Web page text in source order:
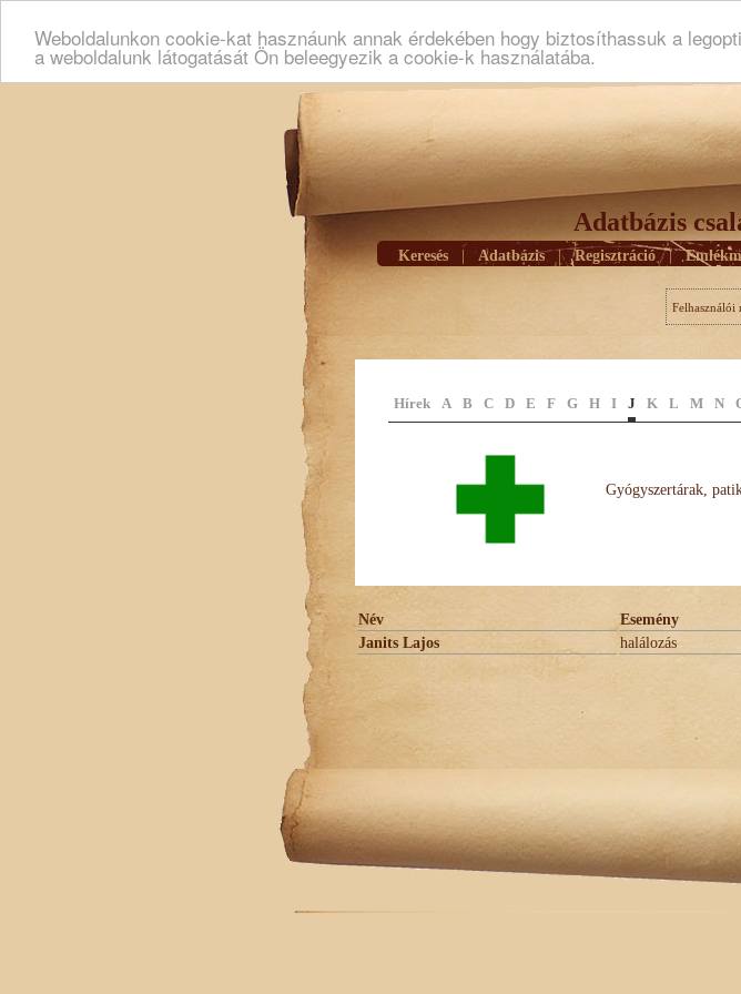
Weboldalunkon cookie-kat hasznáunk annak érdekében hogy biztosíthassuk a
a weboldalunk látogatását Ön beleegyezik a cookie-k használatába.
Adatbázis
Keresés Adatbázis | Regisztráció |
Felhasználói
Hírek A B C D E F G H I J K L M N
Gyógyszertárak,
Név Esemény
Janits Lajos
halálozás